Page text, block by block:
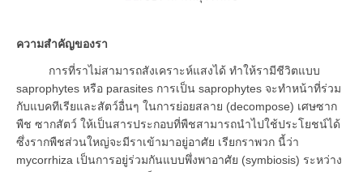
ความสำคัญของรา
การที่ราไม่สามารถสังเคราะห์แสงได้ ทำให้รามีชีวิตแบบ
saprophytes หรือ parasites การเป็น saprophytes จะทำหน้าที่ร่วม
กับแบคทีเรียและสัตว์อื่นๆ ในการย่อยสลาย (decompose) เศษซาก
พืช ซากสัตว์ ให้เป็นสารประกอบที่พืชสามารถนำไปใช้ประโยชน์ได้
ซึ่งรากพืชส่วนใหญ่จะมีราเข้ามาอยู่อาศัย เรียกราพวก นี้ว่า
mycorrhiza เป็นการอยู่ร่วมกันแบบพึ่งพาอาศัย (symbiosis) ระหว่าง